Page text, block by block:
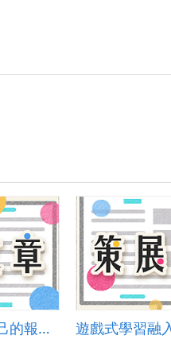
用Pages創作屬於自己的報告插圖